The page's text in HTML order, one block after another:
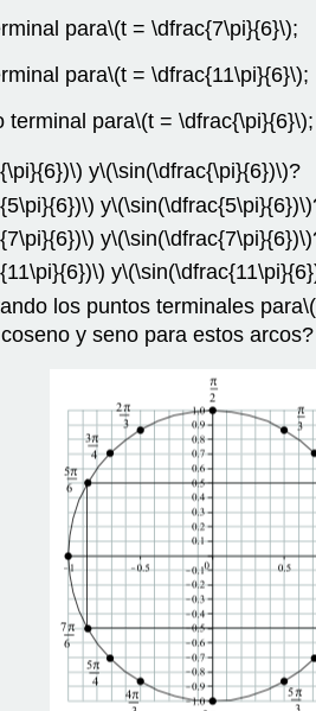
para\(t = \dfrac{7\pi}{6}\);
para\(t = \dfrac{11\pi}{6}\);
terminal para\(t = \dfrac{\pi}{6}\);
y\(\sin(\dfrac{\pi}{6})\)?
y\(\sin(\dfrac{5\pi}{6})\)
y\(\sin(\dfrac{7\pi}{6})\)
y
los puntos terminales para
y seno para estos arcos?